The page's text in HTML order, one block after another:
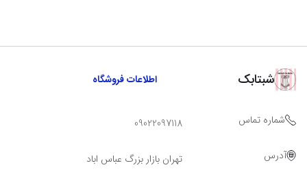
شبتابک اطلاعات فروشگاه
شماره تماس 09022097118
آدرس تهران بازار بزرگ عباس اباد